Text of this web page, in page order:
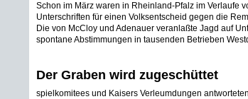
Schon im März waren in Rheinland-Pfalz im Verlaufe
Unterschriften für einen Volksentscheid gegen die
Die von McCloy und Adenauer veranlaßte Jagd auf
spontane Abstimmungen in tausenden Betrieben
Der Graben wird zugeschüttet
spielkomitees und Kaisers Verleumdungen